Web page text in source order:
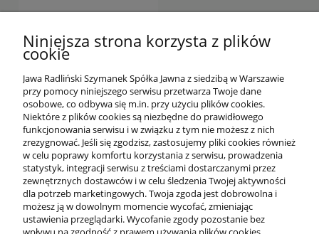
DO KOSZYKA
OFERTA
O NAS
INFORMACJE
Niniejsza strona korzysta z plików
cookie
Jawa Radliński Szymanek Spółka Jawna z siedzibą w Warszawie
przy pomocy niniejszego serwisu przetwarza Twoje dane
osobowe, co odbywa się m.in. przy użyciu plików cookies.
Niektóre z plików cookies są niezbędne do prawidłowego
funkcjonowania serwisu i w związku z tym nie możesz z nich
zrezygnować. Jeśli się zgodzisz, zastosujemy pliki cookies również
w celu poprawy komfortu korzystania z serwisu, prowadzenia
statystyk, integracji serwisu z treściami dostarczanymi przez
zewnętrznych dostawców i w celu śledzenia Twojej aktywności
dla potrzeb marketingowych. Twoja zgoda jest dobrowolna i
możesz ją w dowolnym momencie wycofać, zmieniając
ustawienia przeglądarki. Wycofanie zgody pozostanie bez